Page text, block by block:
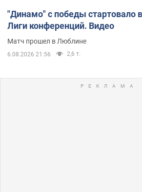
"Динамо" с победы стартовало
Лиги конференций. Видео
Матч прошел в Люблине
6.08.2026 21:56 2,6 т.